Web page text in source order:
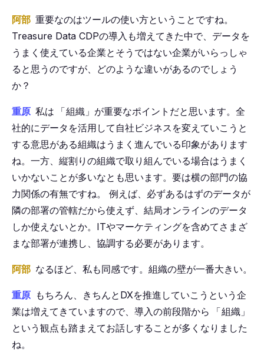
阿部 重要なのはツールの使い方ということですね。
Treasure Data CDPの導入も増えてきた中で、データを
うまく使えている企業とそうではない企業がいらっしゃ
ると思うのですが、どのような違いがあるのでしょう
か？
重原 私は 「組織」が重要なポイントだと思います。全
社的にデータを活用して自社ビジネスを変えていこうと
する意思がある組織はうまく進んでいる印象があります
ね。一方、縦割りの組織で取り組んでいる場合はうまく
いかないことが多いなとも思います。要は横の部門の協
力関係の有無ですね。
例えば、必ずあるはずのデータが
隣の部署の管轄だから使えず、結局オンラインのデータ
しか使えないとか。ITやマーケティングを含めてさまざ
まな部署が連携し、協調する必要があります。
阿部 なるほど、私も同感です。組織の壁が一番大きい。
重原 もちろん、きちんとDXを推進していこうという企
業は増えてきていますので、導入の前段階から
「組織」
という観点も踏まえてお話しすることが多くなりました
ね。